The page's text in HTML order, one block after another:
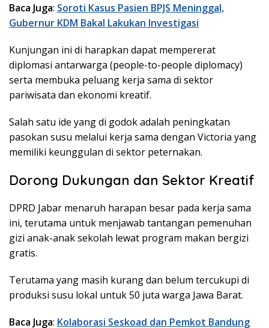
Baca Juga: Soroti Kasus Pasien BPJS Meninggal,
Gubernur KDM Bakal Lakukan Investigasi
Kunjungan ini di harapkan dapat mempererat
diplomasi antarwarga (people-to-people diplomacy)
serta membuka peluang kerja sama di sektor
pariwisata dan ekonomi kreatif.
Salah satu ide yang di godok adalah peningkatan
pasokan susu melalui kerja sama dengan Victoria yang
memiliki keunggulan di sektor peternakan.
Dorong Dukungan dan Sektor Kreatif
DPRD Jabar menaruh harapan besar pada kerja sama
ini, terutama untuk menjawab tantangan pemenuhan
gizi anak-anak sekolah lewat program makan bergizi
gratis.
Terutama yang masih kurang dan belum tercukupi di
produksi susu lokal untuk 50 juta warga Jawa Barat.
Baca Juga: Kolaborasi Seskoad dan Pemkot Bandung